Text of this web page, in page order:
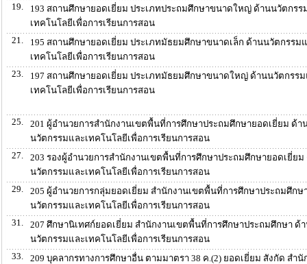
19.
193 สถานศึกษายอดเยี่ยม ประเภทประถมศึกษาขนาดใหญ่ ด้านนวัตกรร
เทคโนโลยีเพื่อการเรียนการสอน
21.
195 สถานศึกษายอดเยี่ยม ประเภทมัธยมศึกษาขนาดเล็ก ด้านนวัตกรรม
เทคโนโลยีเพื่อการเรียนการสอน
23.
197 สถานศึกษายอดเยี่ยม ประเภทมัธยมศึกษาขนาดใหญ่ ด้านนวัตกรร
เทคโนโลยีเพื่อการเรียนการสอน
25.
201 ผู้อำนวยการสำนักงานเขตพื้นที่การศึกษาประถมศึกษายอดเยี่ยม ด้า
นวัตกรรมและเทคโนโลยีเพื่อการเรียนการสอน
27.
203 รองผู้อำนวยการสำนักงานเขตพื้นที่การศึกษาประถมศึกษายอดเยี่ยม
นวัตกรรมและเทคโนโลยีเพื่อการเรียนการสอน
29.
205 ผู้อำนวยการกลุ่มยอดเยี่ยม สำนักงานเขตพื้นที่การศึกษาประถมศึกษ
นวัตกรรมและเทคโนโลยีเพื่อการเรียนการสอน
31.
207 ศึกษานิเทศก์ยอดเยี่ยม สำนักงานเขตพื้นที่การศึกษาประถมศึกษา ด้
นวัตกรรมและเทคโนโลยีเพื่อการเรียนการสอน
33.
209 บุคลากรทางการศึกษาอื่น ตามมาตรา 38 ค.(2) ยอดเยี่ยม สังกัด สำนั